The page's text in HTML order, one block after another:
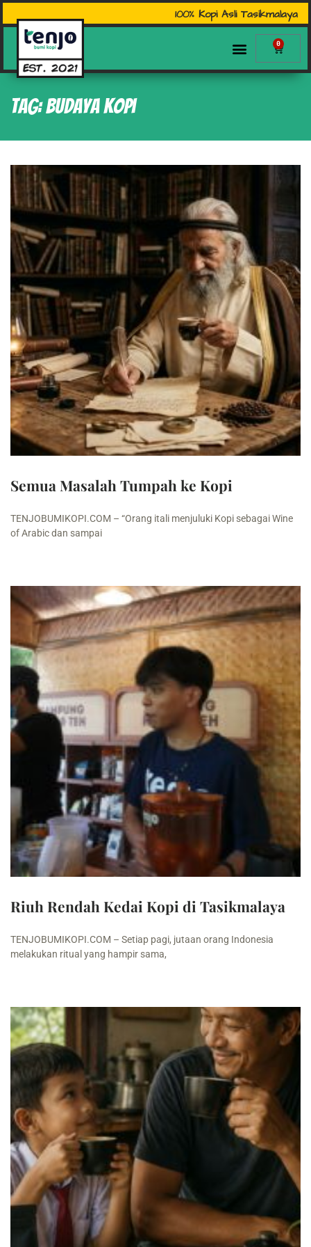
100% Kopi Asli Tasikmalaya
0
Tag: budaya kopi
Semua Masalah Tumpah ke Kopi
TENJOBUMIKOPI.COM – “Orang itali menjuluki Kopi sebagai Wine
of Arabic dan sampai
Riuh Rendah Kedai Kopi di Tasikmalaya
TENJOBUMIKOPI.COM – Setiap pagi, jutaan orang Indonesia
melakukan ritual yang hampir sama,